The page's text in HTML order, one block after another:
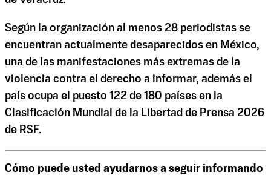
Según la organización al menos 28 periodistas se
encuentran actualmente desaparecidos en México,
una de las manifestaciones más extremas de la
violencia contra el derecho a informar, además el
país ocupa el puesto 122 de 180 países en la
Clasificación Mundial de la Libertad de Prensa 2026
de RSF.
Cómo puede usted ayudarnos a seguir informando